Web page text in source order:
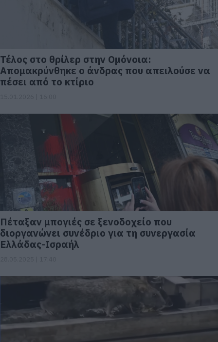
Τέλος στο θρίλερ στην Ομόνοια:
Απομακρύνθηκε ο άνδρας που απειλούσε να
πέσει από το κτίριο
Πέταξαν μπογιές σε ξενοδοχείο που
διοργανώνει συνέδριο για τη συνεργασία
Ελλάδας-Ισραήλ